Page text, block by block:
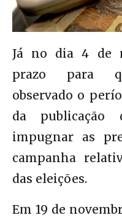
Já no dia 4 de
prazo para
observado o
da publicação
impugnar as
campanha
das eleições.
Em 19 de